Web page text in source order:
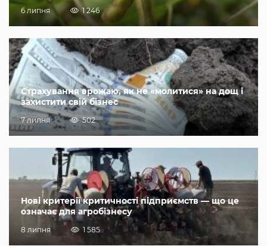
6 липня 1 246
Страхування врожаю, як не «молитися» на дощ і
захистити свій бізнес
7 липня 502
Нові критерії критичності підприємств — що це
означає для агробізнесу
8 липня 1 585